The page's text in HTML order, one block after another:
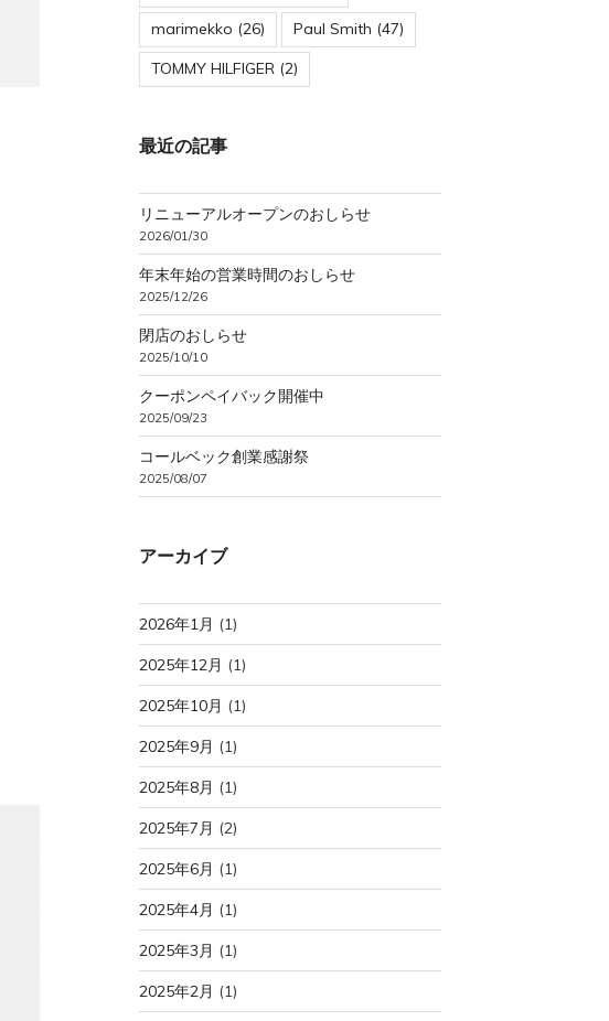
marimekko (26) Paul Smith (47)
TOMMY HILFIGER (2)
最近の記事
リニューアルオープンのおしらせ
2026/01/30
年末年始の営業時間のおしらせ
2025/12/26
閉店のおしらせ
2025/10/10
クーポンペイバック開催中
2025/09/23
コールベック創業感謝祭
2025/08/07
アーカイブ
2026年1月 (1)
2025年12月 (1)
2025年10月 (1)
2025年9月 (1)
2025年8月 (1)
2025年7月 (2)
2025年6月 (1)
2025年4月 (1)
2025年3月 (1)
2025年2月 (1)